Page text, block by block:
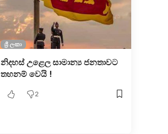
ශ්‍රී ලංකා
නිදහස් උළෙල සාමාන්‍ය ජනතාවට
තහනම් වෙයි !
2